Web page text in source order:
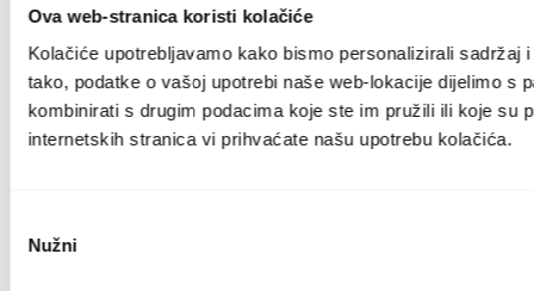
Ova web-stranica koristi kolačiće
Kolačiće upotrebljavamo kako bismo personalizirali
tako, podatke o vašoj upotrebi naše web-lokacije dijelimo s
kombinirati s drugim podacima koje ste im pružili ili koje su
internetskih stranica vi prihvaćate našu upotrebu kolačića.
pristanka
Nužni